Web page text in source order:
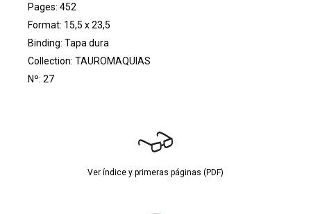
Pages: 452
Format: 15,5 x 23,5
Binding: Tapa dura
Collection: TAUROMAQUIAS
Nº: 27
Ver índice y primeras páginas (PDF)